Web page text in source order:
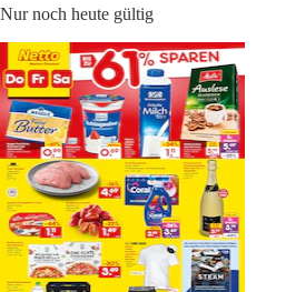
Nur noch heute gültig